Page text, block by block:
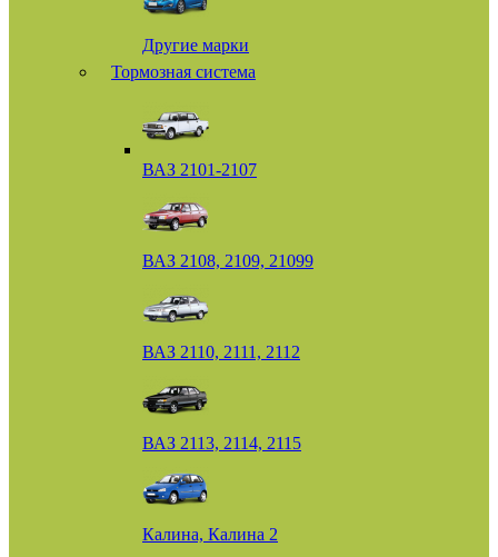
Другие марки
Тормозная система
ВАЗ 2101-2107
ВАЗ 2108, 2109, 21099
ВАЗ 2110, 2111, 2112
ВАЗ 2113, 2114, 2115
Калина, Калина 2